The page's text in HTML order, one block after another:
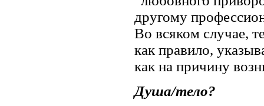
другому
Во всяком случае,
как правило,
как на причину
Душа/тело?